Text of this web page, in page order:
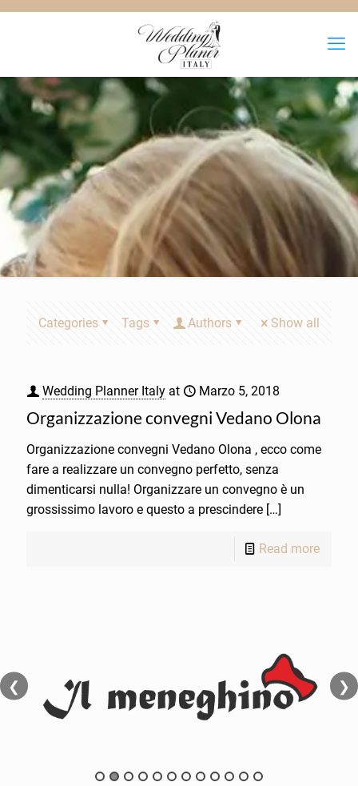
Categories Tags Authors Show all
Wedding Planner Italy at Marzo 5, 2018
Organizzazione convegni Vedano Olona
Organizzazione convegni Vedano Olona , ecco come
fare a realizzare un convegno perfetto, senza
dimenticarsi nulla! Organizzare un convegno è un
grossissimo lavoro e questo a prescindere […]
Read more
❮ ❯